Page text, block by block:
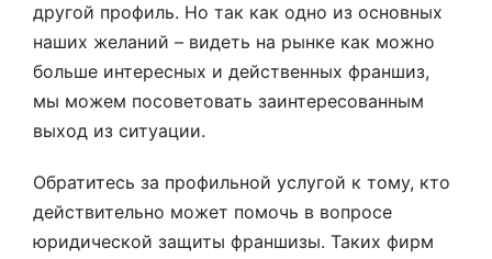
другой профиль. Но так как одно из основных
наших желаний – видеть на рынке как можно
больше интересных и действенных франшиз,
мы можем посоветовать заинтересованным
выход из ситуации.
Обратитесь за профильной услугой к тому, кто
действительно может помочь в вопросе
юридической защиты франшизы. Таких фирм